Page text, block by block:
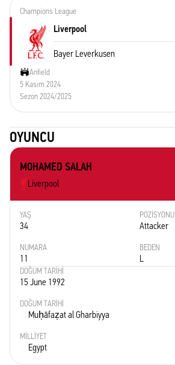
Champions League
Liverpool
Bayer Leverkusen
Anfield
5 Kasım 2024
Sezon 2024/2025
OYUNCU
MOHAMED SALAH
Liverpool
YAŞ
34
POZISYONU
Attacker
NUMARA
11
BEDEN
L
DOĞUM TARIHI
15 June 1992
DOĞUM TARIHI
Muḥāfaẓat al Gharbiyya
MILLIYET
Egypt